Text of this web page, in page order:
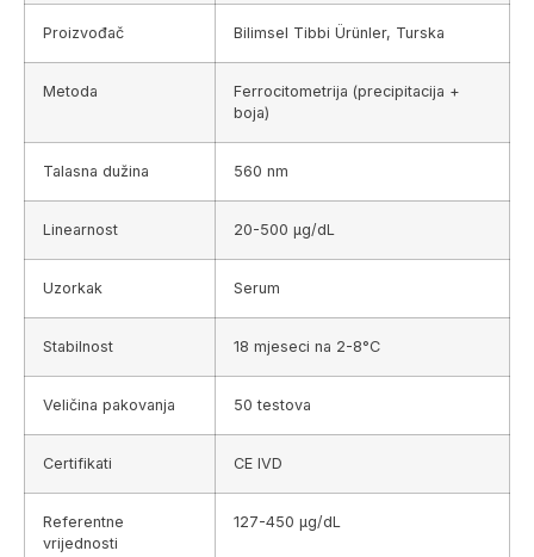
Proizvođač Bilimsel Tibbi Ürünler, Turska
Metoda
Ferrocitometrija (precipitacija +
boja)
Talasna dužina 560 nm
Linearnost 20-500 µg/dL
Uzorkak Serum
Stabilnost 18 mjeseci na 2-8°C
Veličina pakovanja 50 testova
Certifikati CE IVD
Referentne
vrijednosti
127-450 µg/dL